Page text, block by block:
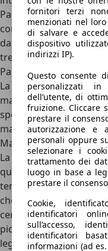
fornitori terzi
menzionati nel loro
di salvare e
dispositivo
indirizzi IP).
Questo consente
personalizzati
dell’utente, di
fruizione. Cliccare
prestare il
autorizzazione e
personali oppure
selezionare i
trattamento dei
luogo in base a
prestare il
Cookie,
identificatori
sull’accesso,
identificatori
informazioni (ad
Pace è inferiore del
complici anche le
da sole fanno
tre tagliandi per la I-
Pace.
La Tesla Model S è
manutenzione più
spendono 625 euro
manodopera.
Manutenzione auto
La frequenza del
quella delle auto a
tempo trascorso dall’
che “decide” in modo
certamente il numero
piccola differenza
legge, che in genere